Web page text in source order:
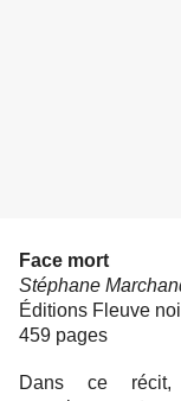
Face mort
Stéphane
Éditions Fleuve
459 pages
Dans ce